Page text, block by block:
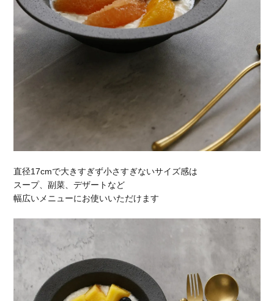
直径17cmで大きすぎず小さすぎないサイズ感は
スープ、副菜、デザートなど
幅広いメニューにお使いいただけます